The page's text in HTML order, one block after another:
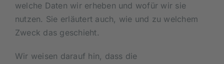
welche Daten wir erheben und wofür wir sie
nutzen. Sie erläutert auch, wie und zu welchem
Zweck das geschieht.
Wir weisen darauf hin, dass die